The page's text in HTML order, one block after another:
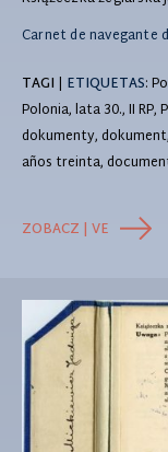
Carnet de navegante
TAGI | ETIQUETAS:
Polonia, lata 30., II
dokumenty,
años treinta,
ZOBACZ | VE